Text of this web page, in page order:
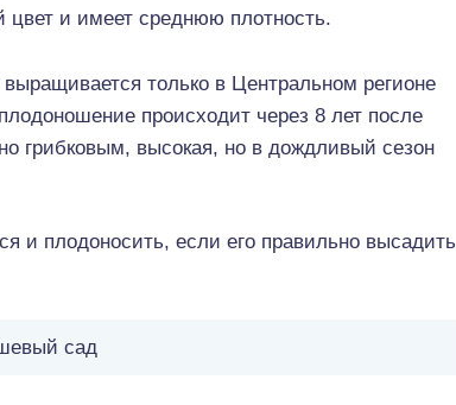
и имеет среднюю плотность.
только в Центральном регионе
происходит через 8 лет после
грибковым, высокая, но в дождливый сезон
и плодоносить, если его правильно высадить
сад